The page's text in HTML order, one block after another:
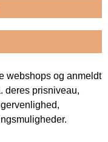
webshops og anmeldt
deres prisniveau,